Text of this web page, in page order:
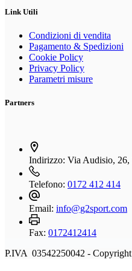
Link Utili
Condizioni di vendita
Pagamento & Spedizioni
Cookie Policy
Privacy Policy
Parametri misure
Partners
Indirizzo: Via Audisio,
Telefono: 0172 412 414
Email: info@g2sport.com
Fax: 0172412414
P.IVA 03542250042 -